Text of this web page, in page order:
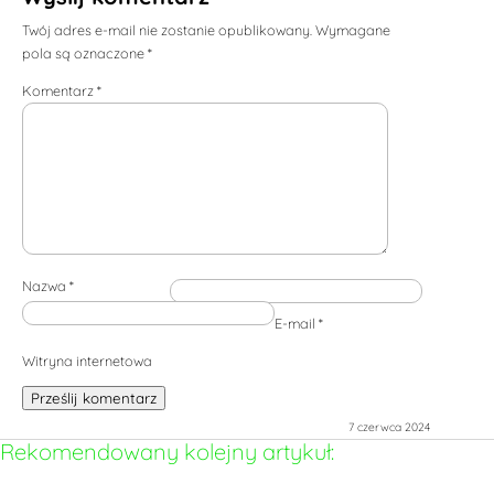
7 czerwca 2024
Twój adres e-mail nie zostanie opublikowany. Wymagane
pola są oznaczone*
Komentarz*
Nazwa*
E-mail*
Witryna internetowa
Prześlij komentarz
Rekomendowany kolejny artykuł: